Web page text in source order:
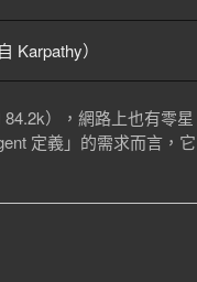
Karpathy）
），網路上也有零星
定義」的需求而言，它